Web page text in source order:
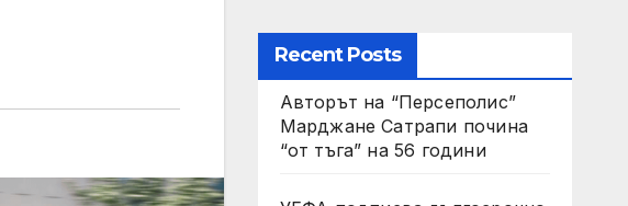
Recent Posts
Авторът на “Персеполис”
Марджане Сатрапи почина
“от тъга” на 56 години